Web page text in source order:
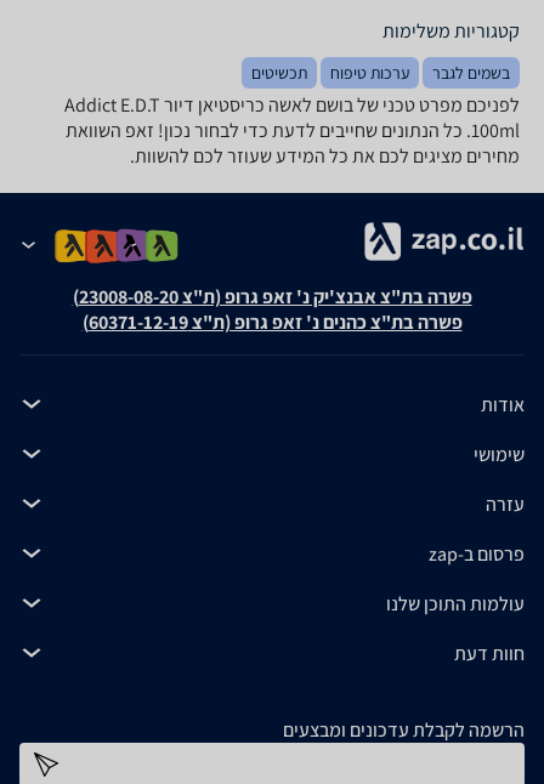
קטגוריות משלימות
בשמים לגבר ערכות טיפוח תכשיטים
לפניכם מפרט טכני של בושם לאשה כריסטיאן דיור Addict E.D.T
100ml. כל הנתונים שחייבים לדעת כדי לבחור נכון! זאפ השוואת
מחירים מציגים לכם את כל המידע שעוזר לכם להשוות.
פשרה בת"צ אבנצ'יק נ' זאפ גרופ (ת"צ 23008-08-20)
פשרה בת"צ כהנים נ' זאפ גרופ (ת"צ 60371-12-19)
אודות
שימושי
עזרה
פרסום ב-zap
עולמות התוכן שלנו
חוות דעת
הרשמה לקבלת עדכונים ומבצעים